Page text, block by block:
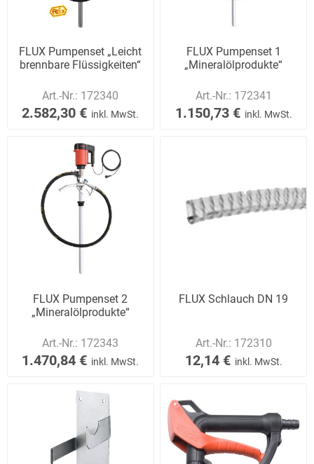
FLUX Pumpenset „Leicht
brennbare Flüssigkeiten“
Art.-Nr.: 172340
2.582,30 € inkl. MwSt.
FLUX Pumpenset 1
„Mineralölprodukte“
Art.-Nr.: 172341
1.150,73 € inkl. MwSt.
FLUX Pumpenset 2
„Mineralölprodukte“
Art.-Nr.: 172343
1.470,84 € inkl. MwSt.
FLUX Schlauch DN 19
Art.-Nr.: 172310
12,14 € inkl. MwSt.